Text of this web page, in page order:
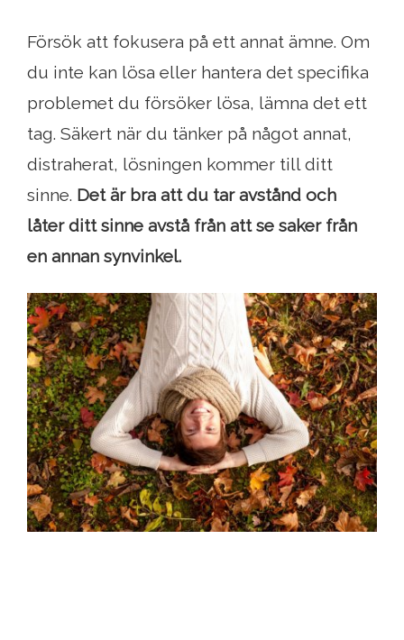
Försök att fokusera på ett annat ämne. Om
du inte kan lösa eller hantera det specifika
problemet du försöker lösa, lämna det ett
tag. Säkert när du tänker på något annat,
distraherat, lösningen kommer till ditt
sinne. Det är bra att du tar avstånd och
låter ditt sinne avstå från att se saker från
en annan synvinkel.